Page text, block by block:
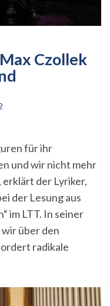
Czollek
für ihr
und wir nicht mehr
der Lyriker,
der Lesung aus
im LTT. In seiner
über den
radikale